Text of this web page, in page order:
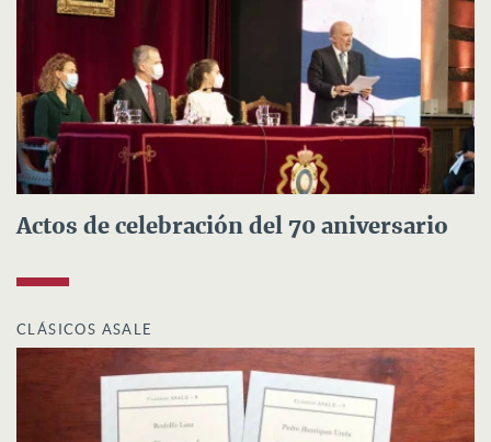
Actos de celebración del 70 aniversario
CLÁSICOS ASALE